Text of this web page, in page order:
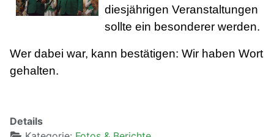
diesjährigen Veranstaltungen
sollte ein besonderer werden.
Wer dabei war, kann bestätigen: Wir haben Wort
gehalten.
Details